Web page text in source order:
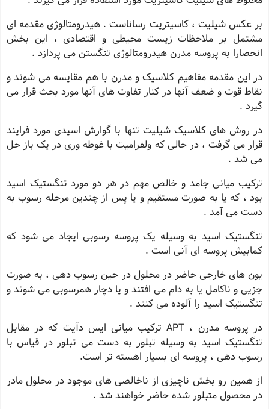
بر عکس شیلیت ، کاسیتریت رساناست . هیدرومتالوژی مقدمه ای
مشتمل بر ملاحظات زیست محیطی و اقتصادی ، این بخش
انحصارا به پروسه مدرن هیدرومتالوژی تنگستن می پردازد .
در این مقدمه مفاهیم کلاسیک و مدرن با هم مقایسه می شوند و
نقاط قوت و ضعف آنها در کنار تفاوت های آنها مورد بحث قرار می
گیرد .
در روش های کلاسیک شیلیت تنها با گوارش اسیدی مورد فرایند
قرار می گرفت ، در حالی که ولفرامیت با غوطه وری در یک باز حل
می شد .
ترکیب میانی جامد و خالص مهم در هر دو مورد تنگستیک اسید
بود ، که یا به صورت مستقیم و یا پس از چندین مرحله رسوب به
دست می آمد .
تنگستیک اسید به وسیله یک پروسه رسوبی ایجاد می شود که
کمابیش پروسه ای آنی است .
یون های خارجی حاضر در محلول در حین رسوب دهی ، به صورت
جزیی و ناکامل یا به دام می افتند و یا دچار همرسوبی می شوند و
تنگستیک اسید را آلوده می کنند .
در پروسه مدرن ، APT ترکیب میانی ایس دآیت که در مقابل
تنگستیک اسید به وسیله تبلور به دست می تبلور در قیاس با
رسوب دهی ، پروسه ای بسیار اهسته تر است.
از همین رو بخش ناچیزی از ناخالصی های موجود در محلول مادر
در محصول متبلور شده حاضر خواهند شد .